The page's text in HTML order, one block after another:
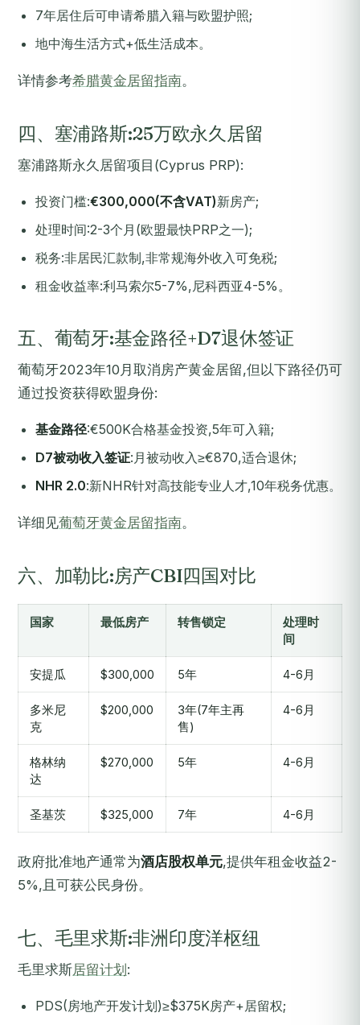
7年居住后可申请希腊入籍与欧盟护照;
地中海生活方式+低生活成本。
详情参考希腊黄金居留指南。
四、塞浦路斯:25万欧永久居留
塞浦路斯永久居留项目(Cyprus PRP):
投资门槛:€300,000(不含VAT)新房产;
处理时间:2-3个月(欧盟最快PRP之一);
税务:非居民汇款制,非常规海外收入可免税;
租金收益率:利马索尔5-7%,尼科西亚4-5%。
五、葡萄牙:基金路径+D7退休签证
葡萄牙2023年10月取消房产黄金居留,但以下路径仍可
通过投资获得欧盟身份:
基金路径:€500K合格基金投资,5年可入籍;
D7被动收入签证:月被动收入≥€870,适合退休;
NHR 2.0:新NHR针对高技能专业人才,10年税务优惠。
详细见葡萄牙黄金居留指南。
六、加勒比:房产CBI四国对比
国家 最低房产 转售锁定
处理时
间
安提瓜 $300,000 5年 4-6月
多米尼
克
$200,000
3年(7年主再
售)
4-6月
格林纳
达
$270,000 5年 4-6月
圣基茨 $325,000 7年 4-6月
政府批准地产通常为酒店股权单元,提供年租金收益2-
5%,且可获公民身份。
七、毛里求斯:非洲印度洋枢纽
毛里求斯居留计划 :
PDS(房地产开发计划)≥$375K房产+居留权;